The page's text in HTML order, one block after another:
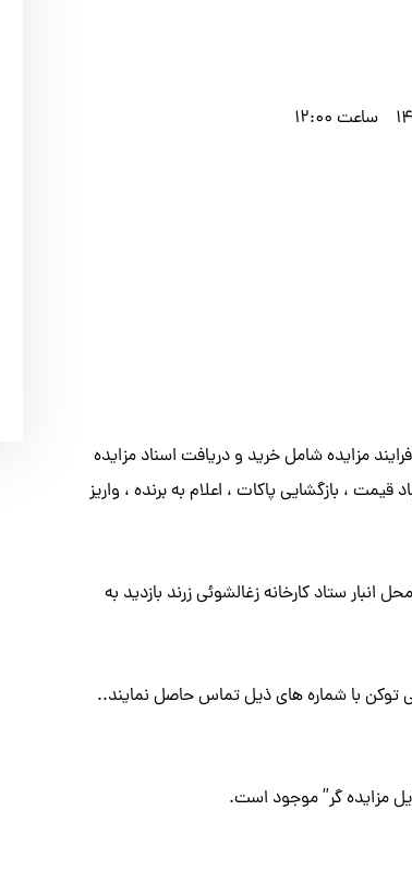
مزایده شامل خرید و دریافت اسناد مزایده
، بازگشایی پاکات ، اعلام به برنده ، واریز
انبار ستاد کارخانه زغالشوئی زرند بازدید به
توکن با شماره های ذیل تماس حاصل نمایند..
مزایده گر” موجود است.